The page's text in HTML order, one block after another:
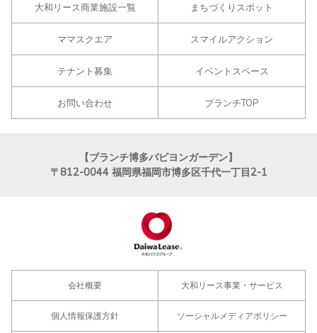
大和リース商業施設一覧 まちづくりスポット
ママスクエア スマイルアクション
テナント募集 イベントスペース
お問い合わせ ブランチTOP
【ブランチ博多パピヨンガーデン】
〒812-0044 福岡県福岡市博多区千代一丁目2-1
会社概要 大和リース事業・サービス
個人情報保護方針 ソーシャルメディアポリシー